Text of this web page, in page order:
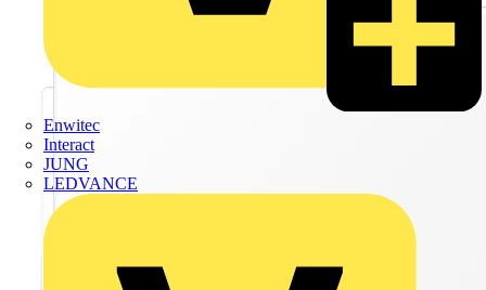
Enwitec
Interact
JUNG
LEDVANCE